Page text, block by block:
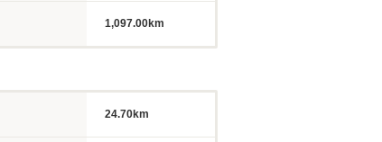
1,097.00km
24.70km